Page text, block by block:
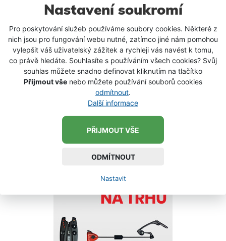
Nastavení soukromí
Pro poskytování služeb používáme soubory cookies. Některé z
nich jsou pro fungování webu nutné, zatímco jiné nám pomohou
vylepšit váš uživatelský zážitek a rychleji vás navést k tomu,
co právě hledáte. Souhlasíte s používáním všech cookies? Svůj
souhlas můžete snadno definovat kliknutím na tlačítko
Přijmout vše nebo můžete používání souborů cookies
odmítnout
Další informace
PŘIJMOUT VŠE
ODMÍTNOUT
Nastavit
Novinky
Akce 1+1
Exkluzivní akce
průběhu mnoha let. Baleno se stalo synonymem pro
kvalitu, inovaci a styl, oděvy jsou navrženy speciálně
dle požadavků rybářů. Všechny byly podrobeny
dlouhodobým testům během rybářských vycházek.
Každý, kdo měl někdy na sobě oděvy Baleno, Vám
může povědět o perfektních materiálech, provedení
a stylu.